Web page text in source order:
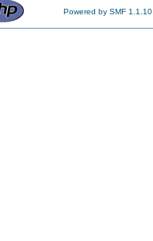
Powered by SMF 1.1.10